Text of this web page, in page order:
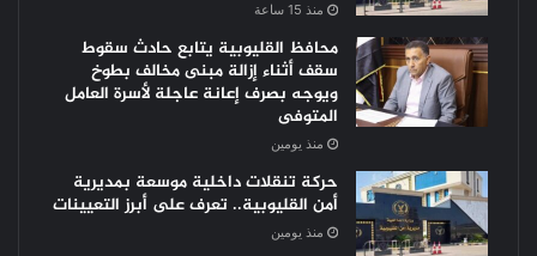
منذ 15 ساعة
محافظ القليوبية يتابع حادث سقوط
سقف أثناء إزالة مبنى مخالف بطوخ
ويوجه بصرف إعانة عاجلة لأسرة العامل
المتوفى
منذ يومين
حركة تنقلات داخلية موسعة بمديرية
أمن القليوبية.. تعرف على أبرز التعيينات
منذ يومين